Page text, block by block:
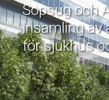
Sopsug och
insamling av
för sjukhus